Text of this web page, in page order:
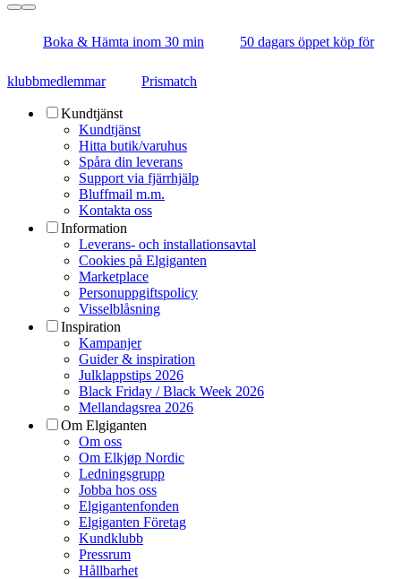
Boka & Hämta inom 30 min 50 dagars öppet köp för
klubbmedlemmar Prismatch
Kundtjänst
Kundtjänst
Hitta butik/varuhus
Spåra din leverans
Support via fjärrhjälp
Bluffmail m.m.
Kontakta oss
Information
Leverans- och installationsavtal
Cookies på Elgiganten
Marketplace
Personuppgiftspolicy
Visselblåsning
Inspiration
Kampanjer
Guider & inspiration
Julklappstips 2026
Black Friday / Black Week 2026
Mellandagsrea 2026
Om Elgiganten
Om oss
Om Elkjøp Nordic
Ledningsgrupp
Jobba hos oss
Elgigantenfonden
Elgiganten Företag
Kundklubb
Pressrum
Hållbarhet